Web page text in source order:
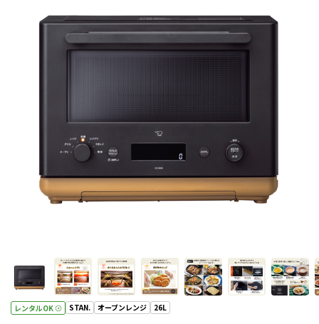
レンタルOK STAN. オーブンレンジ 26L